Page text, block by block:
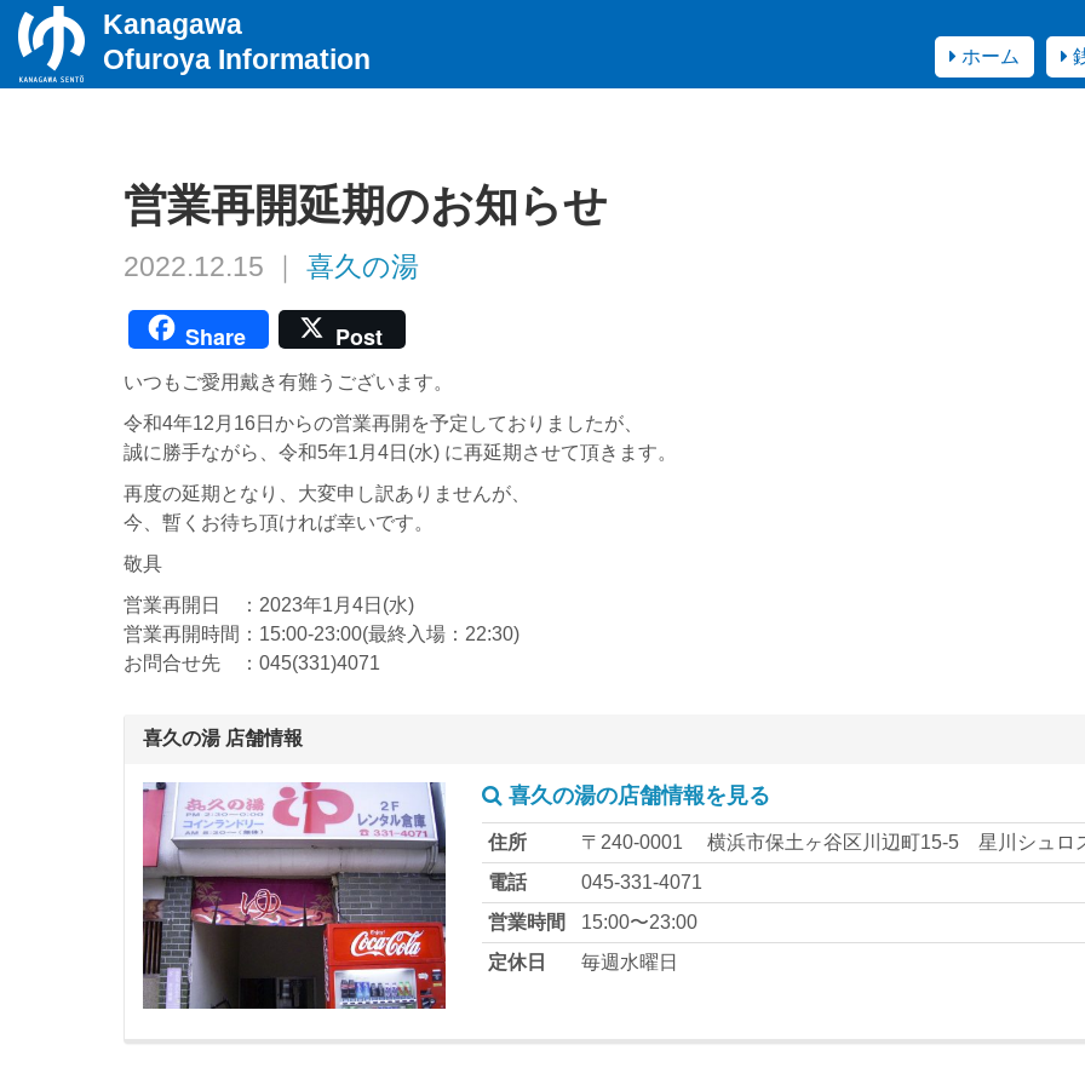
Kanagawa
Ofuroya Information
ホーム
営業再開延期のお知らせ
2022.12.15 ｜ 喜久の湯
Share Post
いつもご愛用戴き有難うございます。
令和4年12月16日からの営業再開を予定しておりましたが、
誠に勝手ながら、令和5年1月4日(水) に再延期させて頂きます。
再度の延期となり、大変申し訳ありませんが、
今、暫くお待ち頂ければ幸いです。
敬具
営業再開日 ：2023年1月4日(水)
営業再開時間：15:00-23:00(最終入場：22:30)
お問合せ先 ：045(331)4071
喜久の湯 店舗情報
喜久の湯の店舗情報を見る
住所 〒240-0001
横浜市保土ヶ谷区川辺町15-5 星川シュロ
電話
045-331-4071
営業時間
15:00〜23:00
定休日
毎週水曜日